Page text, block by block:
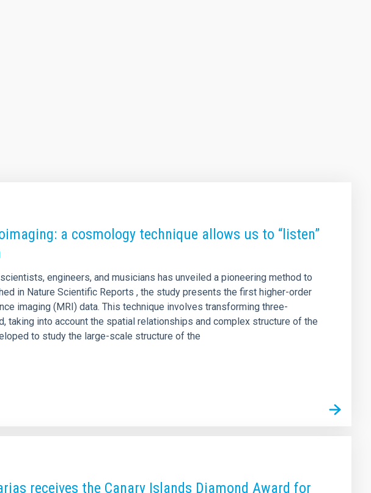
a cosmology technique allows us to “listen”
engineers, and musicians has unveiled a pioneering method to
in Nature Scientific Reports , the study presents the first higher-order
imaging (MRI) data. This technique involves transforming three-
taking into account the spatial relationships and complex structure of the
to study the large-scale structure of the
receives the Canary Islands Diamond Award for